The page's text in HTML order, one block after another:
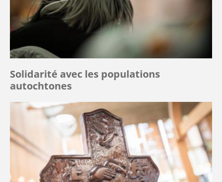
Solidarité avec les populations
autochtones